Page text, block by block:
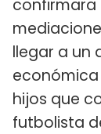
confirmara
llegar a un
hijos que
futbolista